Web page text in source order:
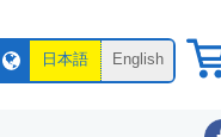
日本語 English